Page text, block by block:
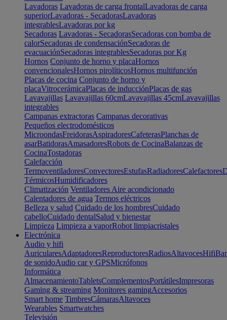
Lavadoras Lavadoras de carga frontalLavadoras de carga
superiorLavadoras - SecadorasLavadoras
integrablesLavadoras por kg
Secadoras Lavadoras - SecadorasSecadoras con bomba de
calorSecadoras de condensaciónSecadoras de
evacuaciónSecadoras integrablesSecadoras por Kg
Hornos Conjunto de horno y placaHornos
convencionalesHornos pirolíticosHornos multifunción
Placas de cocina Conjunto de horno y
placaVitrocerámicaPlacas de inducciónPlacas de gas
Lavavajillas Lavavajillas 60cmLavavajillas 45cmLavavajillas
integrables
Campanas extractoras Campanas decorativas
Pequeños electrodomésticos
MicroondasFreidorasAspiradoresCafeterasPlanchas de
asarBatidorasAmasadoresRobots de CocinaBalanzas de
CocinaTostadoras
Calefacción
TermoventiladoresConvectoresEstufasRadiadoresCalefactores
TérmicosHumidificadores
Climatización Ventiladores Aire acondicionado
Calentadores de agua Termos eléctricos
Belleza y salud Cuidado de los hombresCuidado
cabelloCuidado dentalSalud y bienestar
Limpieza Limpieza a vaporRobot limpiacristales
Electrónica
Audio y hifi
AuricularesAdaptadoresReproductoresRadiosAltavocesHifi
de sonidoAudio car y GPSMicrófonos
Informática
AlmacenamientoTabletsComplementosPortátilesImpresoras
Gaming & streaming Monitores gamingAccesorios
Smart home TimbresCámarasAltavoces
Wearables Smartwatches
Televisión